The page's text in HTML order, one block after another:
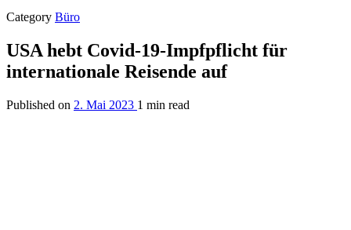
Category Büro
USA hebt Covid-19-Impfpflicht für
internationale Reisende auf
Published on 2. Mai 2023 1 min read